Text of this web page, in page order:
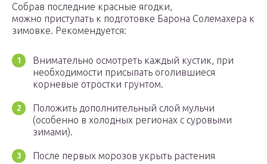
Собрав последние красные ягодки,
можно приступать к подготовке Барона Солемахера к
зимовке. Рекомендуется:
Внимательно осмотреть каждый кустик, при
необходимости присыпать оголившиеся
корневые отростки грунтом.
Положить дополнительный слой мульчи
(особенно в холодных регионах с суровыми
зимами).
После первых морозов укрыть растения